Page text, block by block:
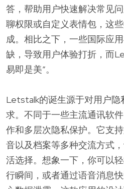
答，帮助用户快速解决常见
聊权限或自定义表情包，这
成。相比之下，一些国际应
缺，导致用户体验打折，而
易即是美”。
Letstalk的诞生源于对用户隐
求。不同于一些主流通讯软
作和多层次隐私保护。它支
音以及档案等多种交流方式
活选择。想象一下，你可以
行瞬间，或者通过语音消息